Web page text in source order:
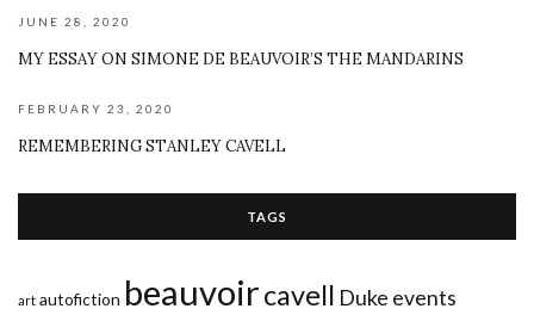
JUNE 28, 2020
MY ESSAY ON SIMONE DE BEAUVOIR’S THE MANDARINS
FEBRUARY 23, 2020
REMEMBERING STANLEY CAVELL
TAGS
art autofiction beauvoircavell Duke events